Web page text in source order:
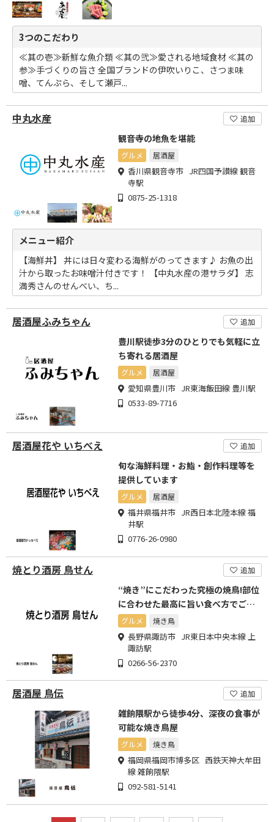
3つのこだわり
≪其の壱≫新鮮な魚介類 ≪其の弐≫愛される地域食材 ≪其の
参≫手づくりの旨さ 全国ブランドの伊吹いりこ、さつま味
噌、てんぷら、そして瀬戸...
中丸水産 追加
観音寺の地魚を堪能
グルメ 居酒屋
香川県観音寺市 JR四国予讃線 観音
寺駅
0875-25-1318
メニュー紹介
【海鮮丼】 丼には日々変わる海鮮がのってきます♪ お魚の出
汁から取ったお味噌汁付きです！ 【中丸水産の港サラダ】 志
満秀さんのせんべい、ち...
居酒屋ふみちゃん 追加
豊川駅徒歩3分のひとりでも気軽に立
ち寄れる居酒屋
グルメ 居酒屋
愛知県豊川市 JR東海飯田線 豊川駅
0533-89-7716
居酒屋花や いちべえ 追加
旬な海鮮料理・お鮨・創作料理等を
提供しています
グルメ 居酒屋
福井県福井市 JR西日本北陸本線 福
井駅
0776-26-0980
焼とり酒房 鳥せん 追加
“焼き”にこだわった究極の焼鳥!部位
に合わせた最高に旨い食べ方でご提
供グルメ 焼き鳥
長野県諏訪市 JR東日本中央本線 上
諏訪駅
0266-56-2370
居酒屋 鳥伝 追加
雑餉隈駅から徒歩4分、深夜の食事が
可能な焼き鳥屋
グルメ 焼き鳥
福岡県福岡市博多区 西鉄天神大牟田
線 雑餉隈駅
092-581-5141